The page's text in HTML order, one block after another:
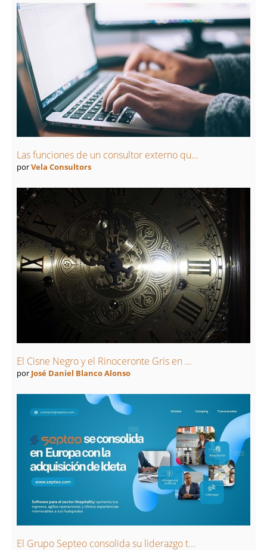
Las funciones de un consultor externo qu...
porVela Consultors
El Cisne Negro y el Rinoceronte Gris en ...
por José Daniel Blanco Alonso
El Grupo Septeo consolida su liderazgo t...